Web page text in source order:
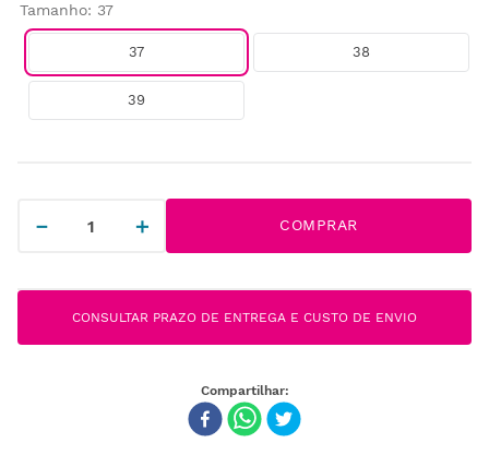
Tamanho: 37
37 38
39
＋
－ COMPRAR
CONSULTAR PRAZO DE ENTREGA E CUSTO DE ENVIO